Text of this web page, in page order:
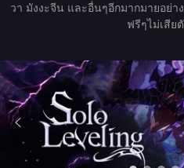
วา มังงะจีน และอื่นๆอีกมากมายอย่า
ฟรีๆไม่เสีย